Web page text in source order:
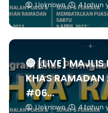
Unknown 4 tahun
🔴 [LIVE] MAJLIS
KHAS
#06...
Unknown 4 tahun